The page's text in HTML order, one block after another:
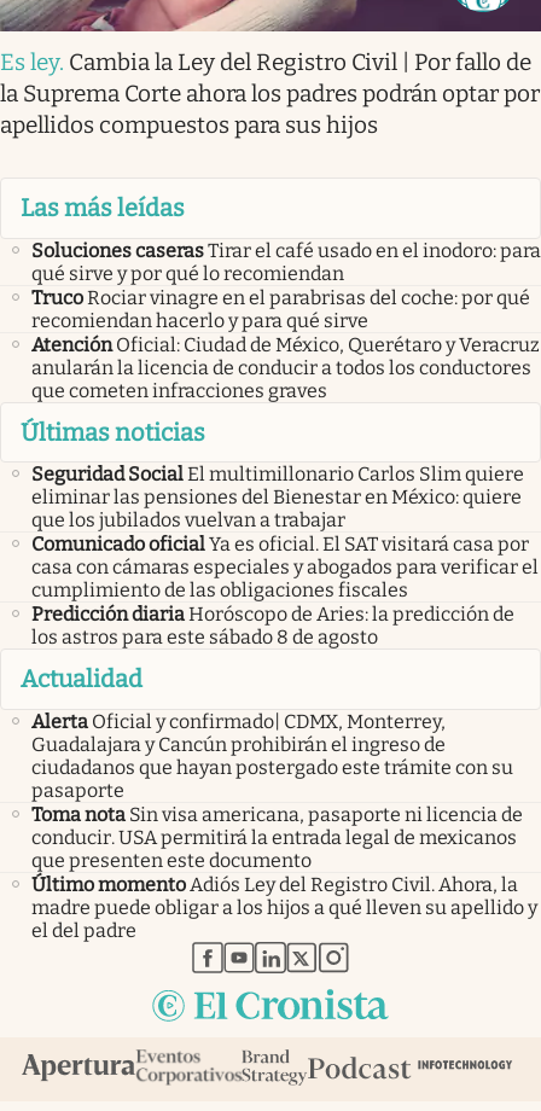
Es ley. Cambia la Ley del Registro Civil | Por fallo de
la Suprema Corte ahora los padres podrán optar por
apellidos compuestos para sus hijos
Las más leídas
Soluciones caserasTirar el café usado en el inodoro: para
qué sirve y por qué lo recomiendan
TrucoRociar vinagre en el parabrisas del coche: por qué
recomiendan hacerlo y para qué sirve
Atención Oficial: Ciudad de México, Querétaro y Veracruz
anularán la licencia de conducir a todos los conductores
que cometen infracciones graves
Últimas noticias
Seguridad SocialEl multimillonario Carlos Slim quiere
eliminar las pensiones del Bienestar en México: quiere
que los jubilados vuelvan a trabajar
Comunicado oficialYa es oficial. El SAT visitará casa por
casa con cámaras especiales y abogados para verificar el
cumplimiento de las obligaciones fiscales
Predicción diariaHoróscopo de Aries: la predicción de
los astros para este sábado 8 de agosto
Actualidad
Alerta Oficial y confirmado| CDMX, Monterrey,
Guadalajara y Cancún prohibirán el ingreso de
ciudadanos que hayan postergado este trámite con su
pasaporte
Toma nota Sin visa americana, pasaporte ni licencia de
conducir. USA permitirá la entrada legal de mexicanos
que presenten este documento
Último momento Adiós Ley del Registro Civil. Ahora, la
madre puede obligar a los hijos a qué lleven su apellido y
el del padre
abre en nueva pestaña
abre en nueva pestaña
abre en nueva pestaña
abre en nueva pestaña
abre en nueva pestaña